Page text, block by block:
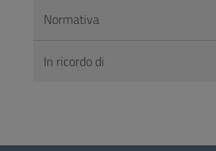
Normativa
In ricordo di